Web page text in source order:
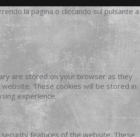
la pagina o cliccando sul pulsante a
are stored on your browser as they
These cookies will be stored in
experience.
features of the website. These